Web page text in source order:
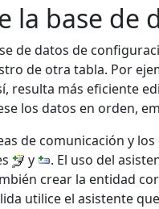
la base de
de datos de
de otra tabla. Por
resulta más eficiente
los datos en orden,
de comunicación y
y
. El uso del
crear la entidad
utilice el asistente